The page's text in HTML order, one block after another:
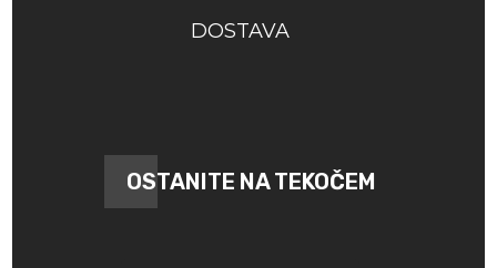
DOSTAVA
OSTANITE NA TEKOČEM